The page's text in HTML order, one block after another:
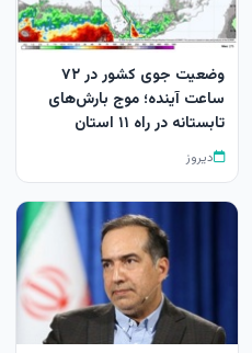
وضعیت جوی کشور در ۷۲
ساعت آینده؛ موج بارش‌های
تابستانه در راه ۱۱ استان
دیروز